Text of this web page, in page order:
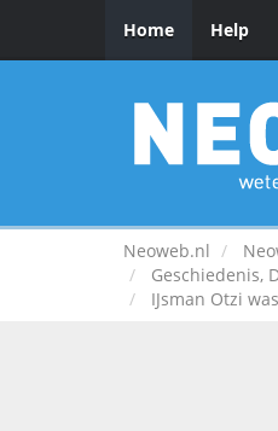
Home Help
Neoweb.nl
Geschiedenis,
IJsman Otzi